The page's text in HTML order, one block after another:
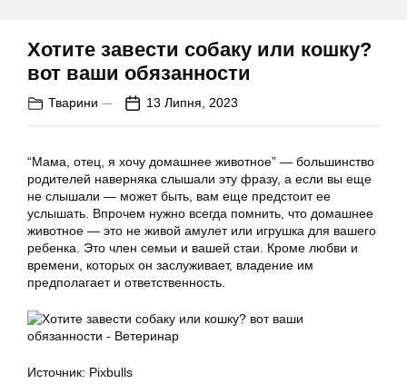
Хотите завести собаку или кошку?
вот ваши обязанности
Тварини 13 Липня, 2023
“Мама, отец, я хочу домашнее животное” — большинство
родителей наверняка слышали эту фразу, а если вы еще
не слышали — может быть, вам еще предстоит ее
услышать. Впрочем нужно всегда помнить, что домашнее
животное — это не живой амулет или игрушка для вашего
ребенка. Это член семьи и вашей стаи. Кроме любви и
времени, которых он заслуживает, владение им
предполагает и ответственность.
Источник: Pixbulls